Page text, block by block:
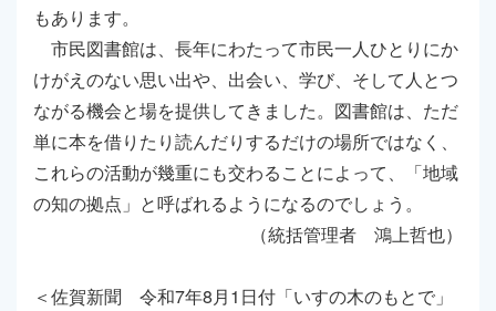
もあります。
市民図書館は、長年にわたって市民一人ひとりにか
けがえのない思い出や、出会い、学び、そして人とつ
ながる機会と場を提供してきました。図書館は、ただ
単に本を借りたり読んだりするだけの場所ではなく、
これらの活動が幾重にも交わることによって、「地域
の知の拠点」と呼ばれるようになるのでしょう。
（統括管理者 鴻上哲也）
＜佐賀新聞 令和7年8月1日付「いすの木のもとで」